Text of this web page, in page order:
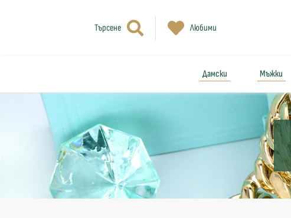
Търсене Любими
Дамски Мъжки